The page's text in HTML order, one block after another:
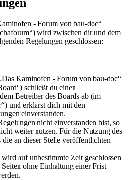
- Forum von bau-doc“
wird zwischen dir und dem
Regelungen geschlossen:
Kaminofen - Forum von bau-doc“
schließt du einen
Betreiber des Boards ab (im
und erklärst dich mit den
einverstanden.
nicht einverstanden bist, so
weiter nutzen. Für die Nutzung des
an dieser Stelle veröffentlichten
auf unbestimmte Zeit geschlossen
ohne Einhaltung einer Frist